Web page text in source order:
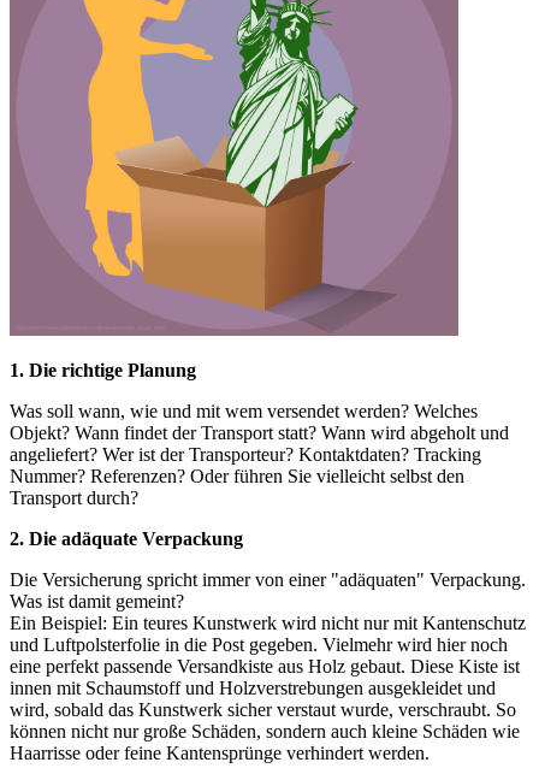
1. Die richtige Planung
Was soll wann, wie und mit wem versendet werden? Welches
Objekt? Wann findet der Transport statt? Wann wird abgeholt und
angeliefert? Wer ist der Transporteur? Kontaktdaten? Tracking
Nummer? Referenzen? Oder führen Sie vielleicht selbst den
Transport durch?
2. Die adäquate Verpackung
Die Versicherung spricht immer von einer "adäquaten" Verpackung.
Was ist damit gemeint?
Ein Beispiel: Ein teures Kunstwerk wird nicht nur mit Kantenschutz
und Luftpolsterfolie in die Post gegeben. Vielmehr wird hier noch
eine perfekt passende Versandkiste aus Holz gebaut. Diese Kiste ist
innen mit Schaumstoff und Holzverstrebungen ausgekleidet und
wird, sobald das Kunstwerk sicher verstaut wurde, verschraubt. So
können nicht nur große Schäden, sondern auch kleine Schäden wie
Haarrisse oder feine Kantensprünge verhindert werden.